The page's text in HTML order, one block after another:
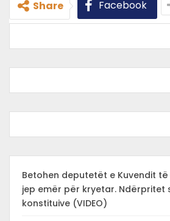
Share Facebook
Betohen deputetët e Kuvendit të
jep emër për kryetar. Ndërpritet
konstituive (VIDEO)